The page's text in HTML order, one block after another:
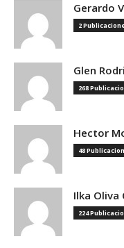
Gerardo
2
Glen
268
Hector
48
Ilka Oliva
224